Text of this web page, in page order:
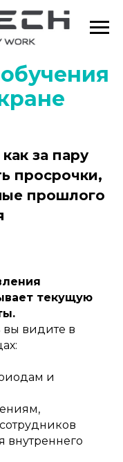
за пару
просрочки,
прошлого
текущую
вы видите в
и
внутреннего